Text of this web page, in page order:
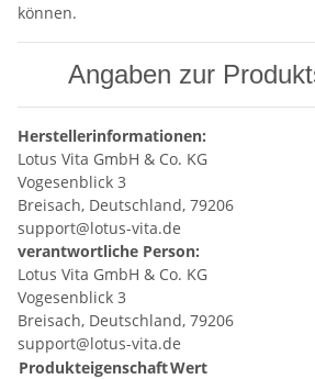
können.
Angaben zur
Herstellerinformationen:
Lotus Vita GmbH & Co. KG
Vogesenblick 3
Breisach, Deutschland, 79206
support@lotus-vita.de
verantwortliche Person:
Lotus Vita GmbH & Co. KG
Vogesenblick 3
Breisach, Deutschland, 79206
support@lotus-vita.de
ProdukteigenschaftWert